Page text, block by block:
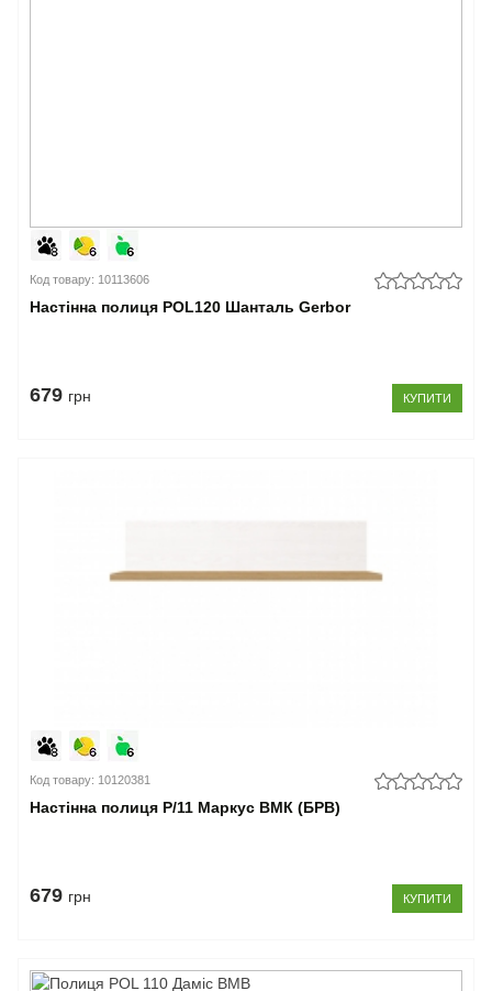
Код товару: 10113606
Настінна полиця POL120 Шанталь Gerbor
679 грн КУПИТИ
Код товару: 10120381
Настінна полиця P/11 Маркус ВМК (БРВ)
679 грн КУПИТИ